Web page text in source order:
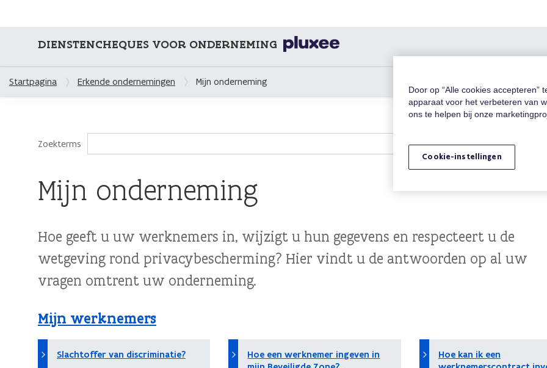
DIENSTENCHEQUES VOOR ONDERNEMING
Startpagina Erkende ondernemingen Mijn onderneming
Zoekterms
Mijn onderneming
Hoe geeft u uw werknemers in, wijzigt u hun gegevens en respecteert u de
wetgeving rond privacybescherming? Hier vindt u de antwoorden op al uw
vragen omtrent uw onderneming.
Mijn werknemers
Slachtoffer van discriminatie?
Hoe een werknemer ingeven in
Hoe kan ik een
Door op “Alle cookies
apparaat voor het verbeteren van
ons te helpen bij onze
Cookie-instellingen